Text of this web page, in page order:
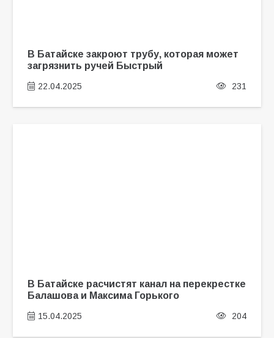
В Батайске закроют трубу, которая может
загрязнить ручей Быстрый
22.04.2025 231
В Батайске расчистят канал на перекрестке
Балашова и Максима Горького
15.04.2025 204